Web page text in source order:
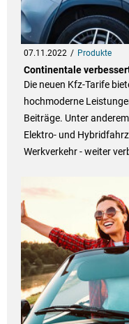
07.11.2022 Produkte
Continentale
Die neuen Kfz-Tarife
hochmoderne
Beiträge. Unter
Elektro- und
Werkverkehr - weiter